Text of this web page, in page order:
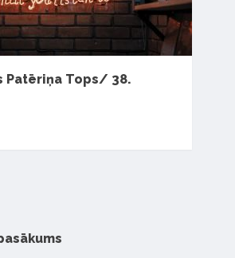
Patēriņa Tops/ 38.